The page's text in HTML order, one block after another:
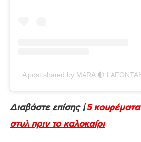
A post shared by MARA 🌓
Διαβάστε επίσης |5
στυλ πριν το καλοκαίρι